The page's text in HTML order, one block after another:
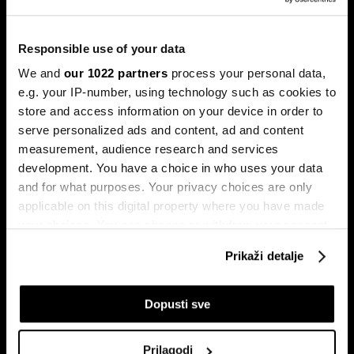
Responsible use of your data
We and our 1022 partners process your personal data,
e.g. your IP-number, using technology such as cookies to
store and access information on your device in order to
serve personalized ads and content, ad and content
measurement, audience research and services
development. You have a choice in who uses your data
and for what purposes. Your privacy choices are only
applicable on this digital property where you have made
If you allow, we would also like to:
Collect information about your geographical
Prikaži detalje
Dopusti sve
Prilagodi
Ljeto na burzama: Psihologija
Povijesni podaci pokazuju da su lipanj i srpanj mjeseci s
najmanjom volatilnošću na burzama.
regionalni prvaci nižu rekorde